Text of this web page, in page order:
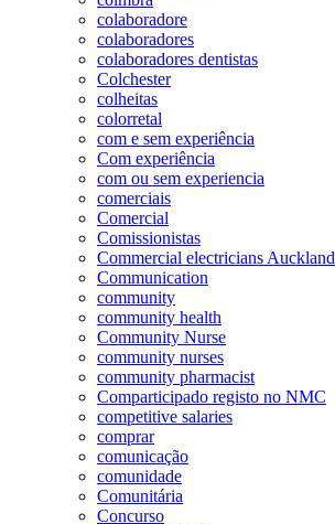
colaboradore
colaboradores
colaboradores dentistas
Colchester
colheitas
colorretal
com e sem experiência
Com experiência
com ou sem experiencia
comerciais
Comercial
Comissionistas
Commercial electricians Auckland
Communication
community
community health
Community Nurse
community nurses
community pharmacist
Comparticipado registo no NMC
competitive salaries
comprar
comunicação
comunidade
Comunitária
Concurso